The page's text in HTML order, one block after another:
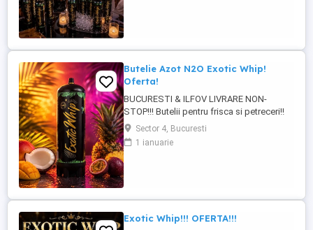
Butelie Azot N2O Exotic Whip!
Oferta!
BUCURESTI & ILFOV LIVRARE NON-
STOP!!! Butelii pentru frisca si petreceri!!
Exotic Whip 670g -150 lei Exotic Whip 2KG
-350 lei Produs original se poate verifica
cu cod QR! Pentru mai multe detalii la !!!
Sector 4, Bucuresti
1 ianuarie
Exotic Whip!!! OFERTA!!!